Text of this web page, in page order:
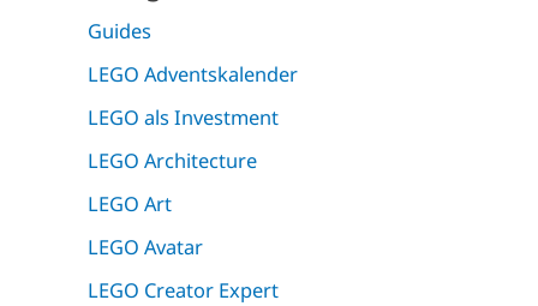
Guides
LEGO Adventskalender
LEGO als Investment
LEGO Architecture
LEGO Art
LEGO Avatar
LEGO Creator Expert